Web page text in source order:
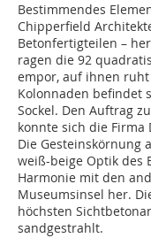
Bestimmendes
Chipperfield
Betonfertigteilen –
ragen die 92
empor, auf ihnen
Kolonnaden befindet
Sockel. Den Auftrag
konnte sich die Firma
Die Gesteinskörnung
weiß-beige Optik des
Harmonie mit den
Museumsinsel her.
höchsten
sandgestrahlt.